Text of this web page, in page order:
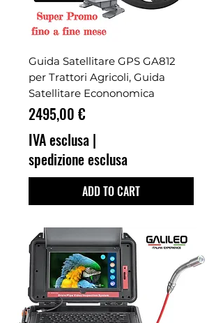
Guida Satellitare GPS GA812
per Trattori Agricoli, Guida
Satellitare Econonomica
Prezzo
2495,00 €
IVA esclusa |
spedizione esclusa
ADD TO CART